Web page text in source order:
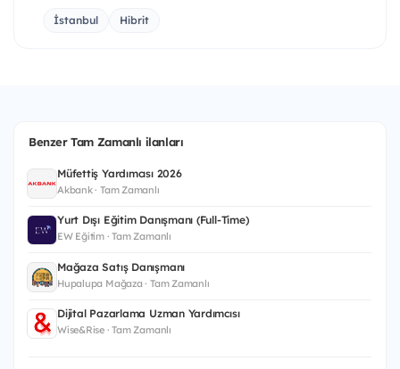
İstanbul Hibrit
Benzer Tam Zamanlı ilanları
Müfettiş Yardımcısı 2026
Akbank · Tam Zamanlı
Yurt Dışı Eğitim Danışmanı (Full-Time)
EW Eğitim · Tam Zamanlı
Mağaza Satış Danışmanı
Hupalupa Mağaza · Tam Zamanlı
Dijital Pazarlama Uzman Yardımcısı
Wise&Rise · Tam Zamanlı